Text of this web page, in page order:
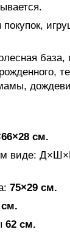
база,
см.
виде:
75×29 см.
см.
62 см.